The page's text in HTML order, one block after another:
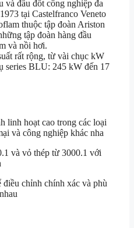
và đầu đốt công nghiệp đa
tại Castelfranco Veneto
thuộc tập đoàn Ariston
tập đoàn hàng đầu
và nồi hơi.
rất rộng, từ vài chục kW
series BLU: 245 kW đến 17
linh hoạt cao trong các loại
và công nghiệp khác nha
và vỏ thép từ 3000.1 với
chỉnh chính xác và phù